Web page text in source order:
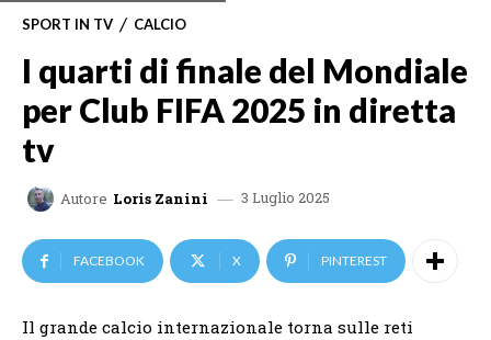
SPORT IN TV CALCIO
I quarti di finale del Mondiale
per Club FIFA 2025 in diretta
tv
Autore Loris Zanini 3 Luglio 2025
FACEBOOK X PINTEREST
Il grande calcio internazionale torna sulle reti